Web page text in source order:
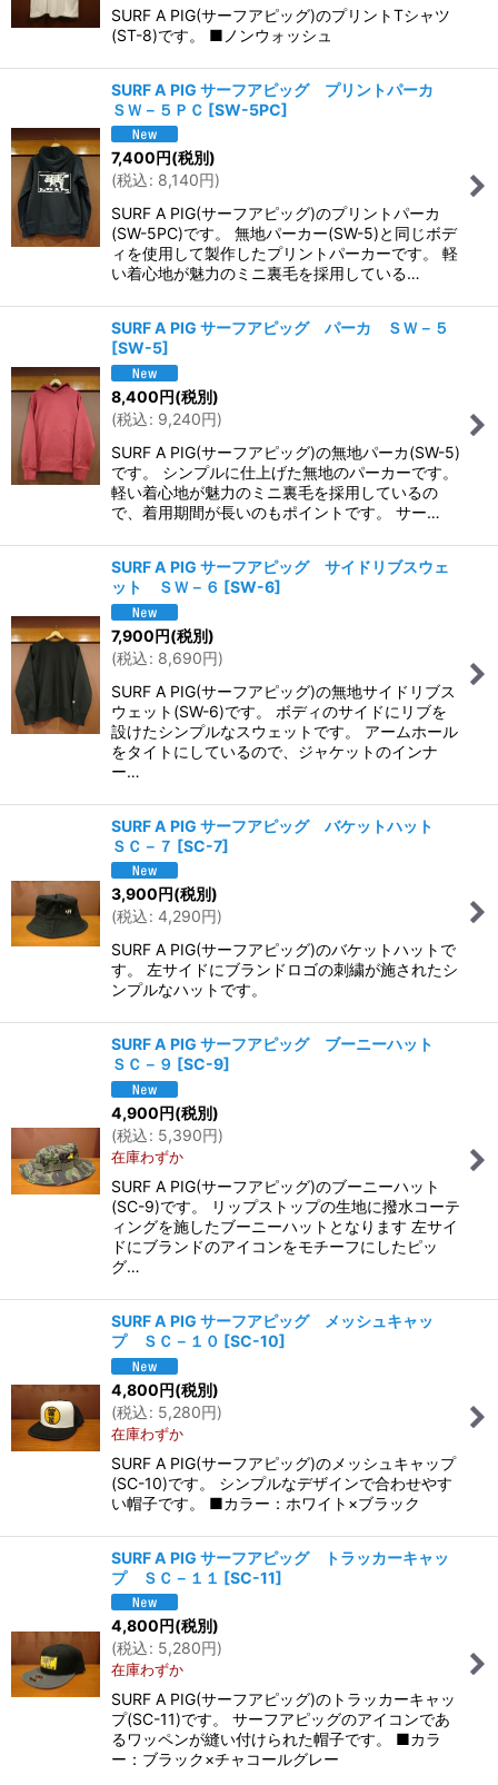
SURF A PIG(サーフアピッグ)のプリントTシャツ
(ST-8)です。 ■ノンウォッシュ
SURF A PIG サーフアピッグ プリントパーカ
ＳＷ－５ＰＣ [SW-5PC]
7,400円(税別)
(税込: 8,140円)
SURF A PIG(サーフアピッグ)のプリントパーカ
(SW-5PC)です。 無地パーカー(SW-5)と同じボデ
ィを使用して製作したプリントパーカーです。 軽
い着心地が魅力のミニ裏毛を採用している…
SURF A PIG サーフアピッグ パーカ ＳＷ－５
[SW-5]
8,400円(税別)
(税込: 9,240円)
SURF A PIG(サーフアピッグ)の無地パーカ(SW-5)
です。 シンプルに仕上げた無地のパーカーです。
軽い着心地が魅力のミニ裏毛を採用しているの
で、着用期間が長いのもポイントです。 サー…
SURF A PIG サーフアピッグ サイドリブスウェ
ット ＳＷ－６ [SW-6]
7,900円(税別)
(税込: 8,690円)
SURF A PIG(サーフアピッグ)の無地サイドリブス
ウェット(SW-6)です。 ボディのサイドにリブを
設けたシンプルなスウェットです。 アームホール
をタイトにしているので、ジャケットのインナ
ー…
SURF A PIG サーフアピッグ バケットハット
ＳＣ－７ [SC-7]
3,900円(税別)
(税込: 4,290円)
SURF A PIG(サーフアピッグ)のバケットハットで
す。 左サイドにブランドロゴの刺繍が施されたシ
ンプルなハットです。
SURF A PIG サーフアピッグ ブーニーハット
ＳＣ－９ [SC-9]
4,900円(税別)
(税込: 5,390円)
在庫わずか
SURF A PIG(サーフアピッグ)のブーニーハット
(SC-9)です。 リップストップの生地に撥水コーテ
ィングを施したブーニーハットとなります 左サイ
ドにブランドのアイコンをモチーフにしたピッ
グ…
SURF A PIG サーフアピッグ メッシュキャッ
プ ＳＣ－１０ [SC-10]
4,800円(税別)
(税込: 5,280円)
在庫わずか
SURF A PIG(サーフアピッグ)のメッシュキャップ
(SC-10)です。 シンプルなデザインで合わせやす
い帽子です。 ■カラー：ホワイト×ブラック
SURF A PIG サーフアピッグ トラッカーキャッ
プ ＳＣ－１１ [SC-11]
4,800円(税別)
(税込: 5,280円)
在庫わずか
SURF A PIG(サーフアピッグ)のトラッカーキャッ
プ(SC-11)です。 サーフアピッグのアイコンであ
るワッペンが縫い付けられた帽子です。 ■カラ
ー：ブラック×チャコールグレー